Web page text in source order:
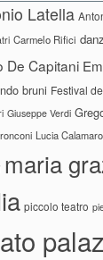
Latella
Carmelo Rifici
De Capitani
bruni Festival
Giuseppe Verdi
Lucia Calamaro
maria
piccolo teatro